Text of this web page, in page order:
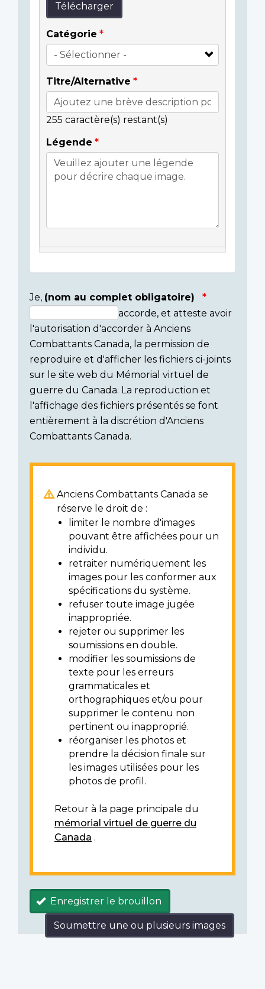
Télécharger
Catégorie
Titre/Alternative
255 caractère(s) restant(s)
Légende
Consent
section
Je, (nom au complet obligatoire)
accorde, et atteste avoir
l'autorisation d'accorder à Anciens
Combattants Canada, la permission de
reproduire et d'afficher les fichiers ci-joints
sur le site web du Mémorial virtuel de
guerre du Canada. La reproduction et
l'affichage des fichiers présentés se font
entièrement à la discrétion d'Anciens
Combattants Canada.
Anciens Combattants Canada se
réserve le droit de :
limiter le nombre d'images
pouvant être affichées pour un
individu.
retraiter numériquement les
images pour les conformer aux
spécifications du système.
refuser toute image jugée
inappropriée.
rejeter ou supprimer les
soumissions en double.
modifier les soumissions de
texte pour les erreurs
grammaticales et
orthographiques et/ou pour
supprimer le contenu non
pertinent ou inapproprié.
réorganiser les photos et
prendre la décision finale sur
les images utilisées pour les
photos de profil.
Retour à la page principale du
mémorial virtuel de guerre du
Canada .
Enregistrer le brouillon
Soumettre une ou plusieurs images